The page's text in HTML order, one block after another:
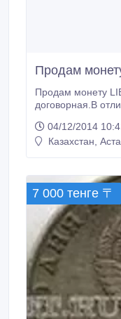
Продам
Продам монету
договорная.В
04/12/2014
Казахстан,
7 000 тенге 〒